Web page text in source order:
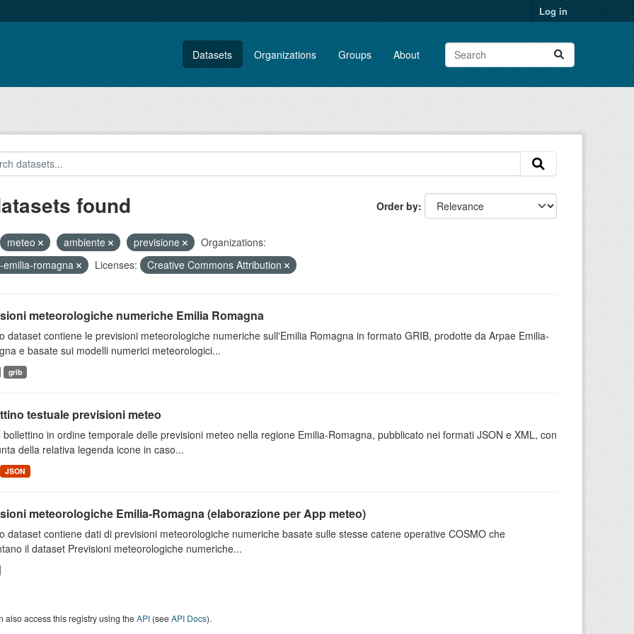
Log in
Datasets Organizations Groups About
Order by
found
meteo ambiente previsione
Organizations:
emilia-romagna
Licenses: Creative Commons Attribution
meteorologiche numeriche Emilia Romagna
dataset contiene le previsioni meteorologiche numeriche sull'Emilia Romagna in formato GRIB, prodotte da Arpae Emilia-
e basate sui modelli numerici meteorologici...
grib
testuale previsioni meteo
bollettino in ordine temporale delle previsioni meteo nella regione Emilia-Romagna, pubblicato nei formati JSON e XML, con
della relativa legenda icone in caso...
JSON
meteorologiche Emilia-Romagna (elaborazione per App meteo)
dataset contiene dati di previsioni meteorologiche numeriche basate sulle stesse catene operative COSMO che
il dataset Previsioni meteorologiche numeriche...
also access this registry using theAPI(seeAPI Docs).